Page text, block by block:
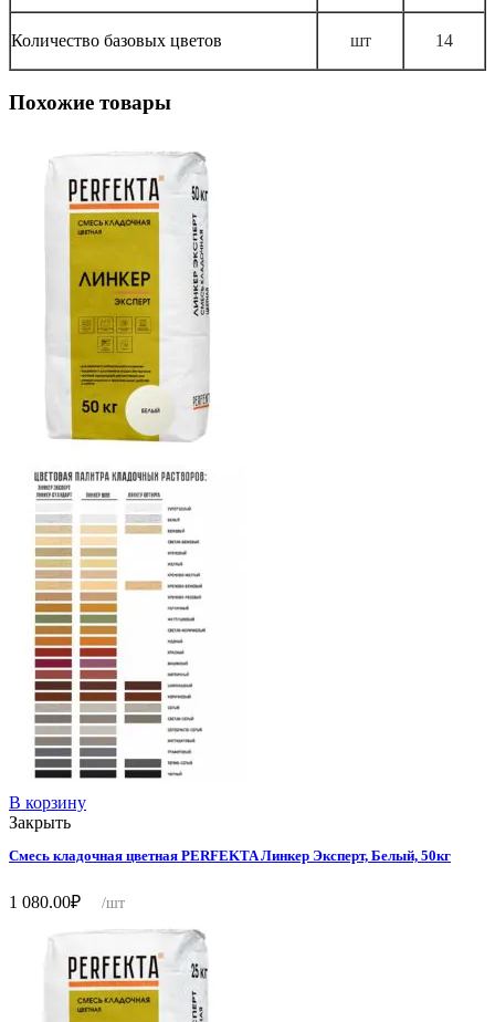
Количество базовых цветов шт 14
Похожие товары
В корзину
Закрыть
Смесь кладочная цветная PERFEKTA Линкер Эксперт, Белый, 50кг
1 080.00₽ /шт